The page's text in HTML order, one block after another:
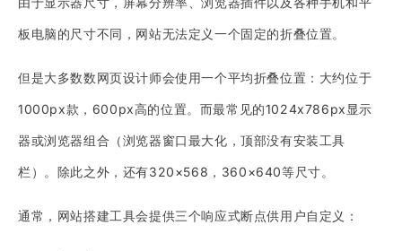
板电脑的尺寸不同，网站无法定义一个固定的折叠位置。
但是大多数数网页设计师会使用一个平均折叠位置：大约位于
1000px款，600px高的位置。而最常见的1024x786px显示
器或浏览器组合（浏览器窗口最大化，顶部没有安装工具
栏）。除此之外，还有320×568，360×640等尺寸。
通常，网站搭建工具会提供三个响应式断点供用户自定义：